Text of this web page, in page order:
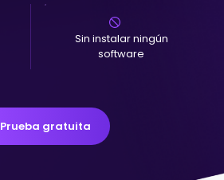
Sin instalar ningún
software
Prueba gratuita